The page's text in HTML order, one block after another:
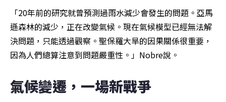
「20年前的研究就曾預測過雨水減少會發生的問題。亞馬
遜森林的減少，正在改變氣候。現在氣候模型已經無法解
決問題，只能透過觀察。聖保羅大旱的因果關係很重要，
因為人們總算注意到問題嚴重性。」Nobre說。
氣候變遷，一場新戰爭